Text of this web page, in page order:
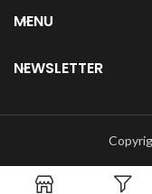
MENU
NEWSLETTER